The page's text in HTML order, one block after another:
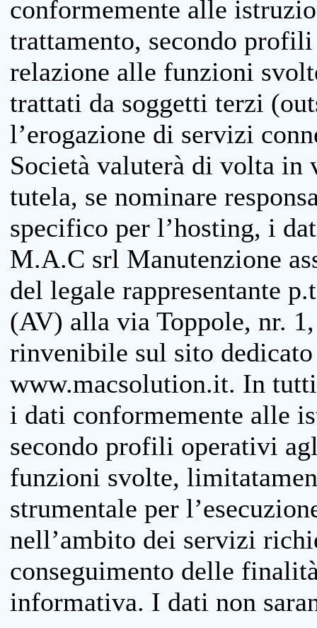
conformemente alle
trattamento, secondo
relazione alle funzioni
trattati da soggetti terzi
l’erogazione di servizi
Società valuterà di volta in
tutela, se nominare
specifico per l’hosting, i
M.A.C srl Manutenzione
del legale rappresentante
(AV) alla via Toppole, nr.
rinvenibile sul sito
www.macsolution.it. In
i dati conformemente alle
secondo profili operativi
funzioni svolte,
strumentale per
nell’ambito dei servizi
conseguimento delle
informativa. I dati non